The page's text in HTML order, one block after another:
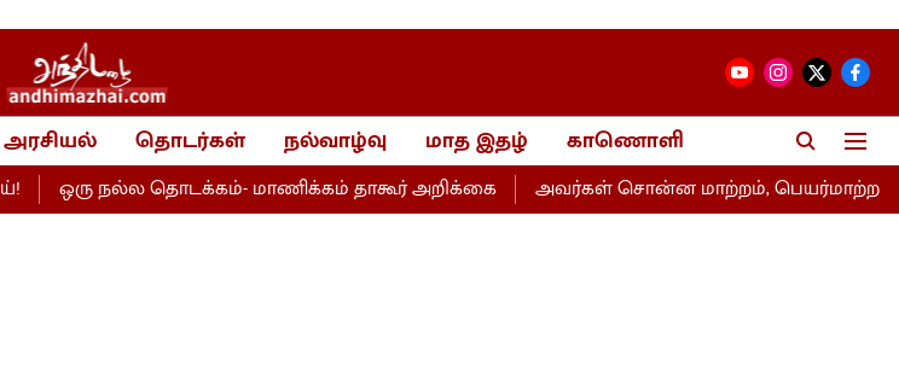
அரசியல் தொடர்கள் நல்வாழ்வு மாத இதழ் காணொளி
ஒரு நல்ல தொடக்கம்- மாணிக்கம் தாகூர் அறிக்கை அவர்கள் சொன்ன மாற்றம், பெயர்மாற்றம்தான்-